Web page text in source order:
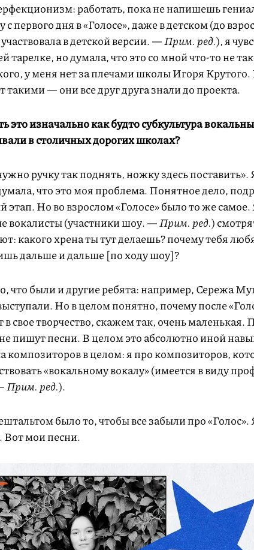
работать, пока не напишешь
первого дня в «Голосе», даже в детском (до
в детской версии. —Прим. ред.), я
тарелке, но думала, что это со мной что-то не
у меня нет за плечами школы Игоря Крутого.
такими — они все друг друга знали до проекта.
это изначально как будто субкультура
в столичных дорогих школах?
ручку так поднять, ножку здесь поставить».
что это моя проблема. Понятное дело,
этап. Но во взрослом «Голосе» было то же
вокалисты (участники шоу. —Прим. ред.)
какого хрена ты тут делаешь? почему тебя
дальше и дальше [по ходу шоу]?
что были и другие ребята: например, Сережа
Но в целом понятно, почему после
в свое творчество, скажем так, очень
пишут песни. В целом это абсолютно иной
композиторов в целом: я про композиторов,
«вокальному вокалу» (имеется в виду
Прим. ред.).
было то, чтобы все забыли про «Голос».
Вот мои песни.